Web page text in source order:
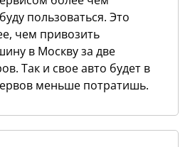
пользоваться. Это
чем привозить
в Москву за две
Так и свое авто будет в
меньше потратишь.